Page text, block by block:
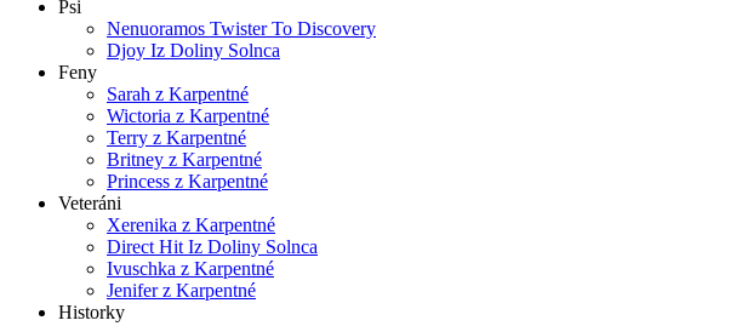
Psi
Nenuoramos Twister To Discovery
Djoy Iz Doliny Solnca
Feny
Sarah z Karpentné
Wictoria z Karpentné
Terry z Karpentné
Britney z Karpentné
Princess z Karpentné
Veteráni
Xerenika z Karpentné
Direct Hit Iz Doliny Solnca
Ivuschka z Karpentné
Jenifer z Karpentné
Historky